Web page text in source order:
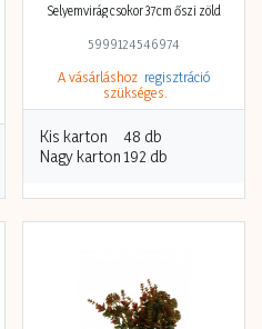
Selyemvirág csokor 37cm őszi zöld
5999124546974
A vásárláshoz regisztráció
szükséges.
Kis karton
48 db
Nagy karton 192 db